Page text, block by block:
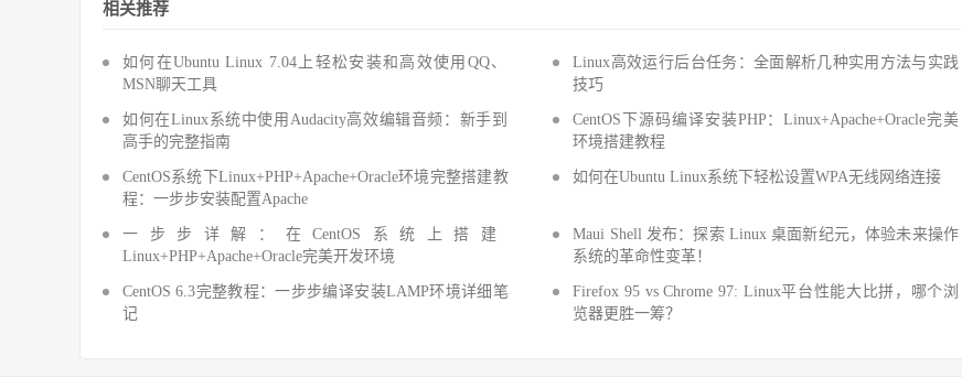
相关推荐
如何在Ubuntu Linux 7.04上轻松安装和高效使用QQ、
MSN聊天工具
Linux高效运行后台任务：全面解析几种实用方法与实践
技巧
如何在Linux系统中使用Audacity高效编辑音频：新手到
高手的完整指南
CentOS下源码编译安装PHP：Linux+Apache+Oracle完美
环境搭建教程
CentOS系统下Linux+PHP+Apache+Oracle环境完整搭建教
程：一步步安装配置Apache
如何在Ubuntu Linux系统下轻松设置WPA无线网络连接
一步步详解：在CentOS系统上搭建
Linux+PHP+Apache+Oracle完美开发环境
Maui Shell 发布：探索 Linux 桌面新纪元，体验未来操作
系统的革命性变革！
CentOS 6.3完整教程：一步步编译安装LAMP环境详细笔
记
Firefox 95 vs Chrome 97: Linux平台性能大比拼，哪个浏
览器更胜一筹？